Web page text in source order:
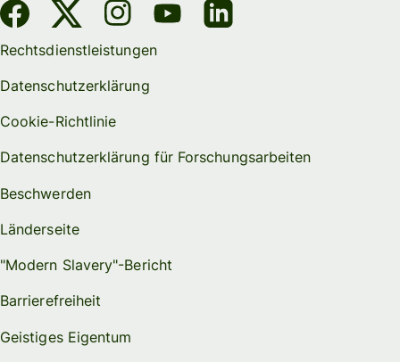
Rechtsdienstleistungen
Datenschutzerklärung
Cookie-Richtlinie
Datenschutzerklärung für Forschungsarbeiten
Beschwerden
Länderseite
"Modern Slavery"-Bericht
Barrierefreiheit
Geistiges Eigentum